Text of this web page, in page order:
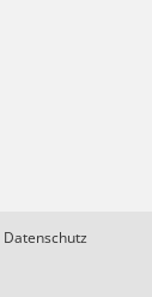
Datenschutz